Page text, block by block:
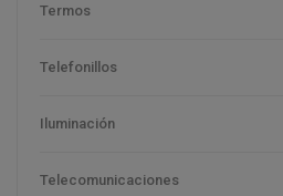
Termos
Telefonillos
Iluminación
Telecomunicaciones